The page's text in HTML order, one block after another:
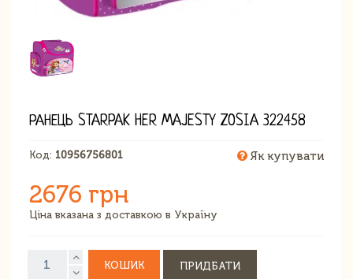
РАНЕЦЬ STARPAK HER MAJESTY ZOSIA 322458
Код: 10956756801 Як купувати
2676 грн
Ціна вказана з доставкою в Україну
КОШИК ПРИДБАТИ